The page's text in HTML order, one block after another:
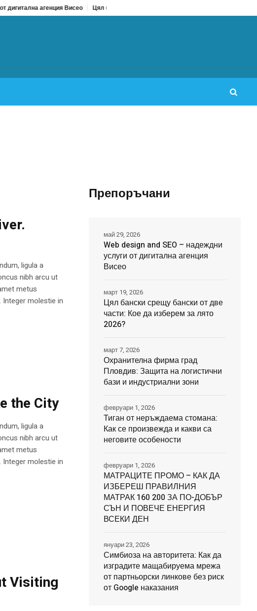
агенция Висео Цял бански срещу бански от две части: Кое да изберем за лято
ligula a
nibh arcu ut
metus
molestie in
the City
ligula a
nibh arcu ut
metus
molestie in
Visiting
Препоръчани
Web design and SEO – надеждни
услуги от дигитална агенция
Висео
май 29, 2026
Цял бански срещу бански от две
части: Кое да изберем за лято
2026?
март 19, 2026
Охранителна фирма град
Пловдив: Защита на логистични
бази и индустриални зони
март 7, 2026
Тиган от неръждаема стомана:
Как се произвежда и какви са
неговите особености
февруари 1, 2026
МАТРАЦИТЕ ПРОМО – КАК ДА
ИЗБЕРЕШ ПРАВИЛНИЯ
МАТРАК 160 200 ЗА ПО-ДОБЪР
СЪН И ПОВЕЧЕ ЕНЕРГИЯ
ВСЕКИ ДЕН
февруари 1, 2026
Симбиоза на авторитета: Как да
изградите мащабируема мрежа
от партньорски линкове без риск
от Google наказания
януари 23, 2026